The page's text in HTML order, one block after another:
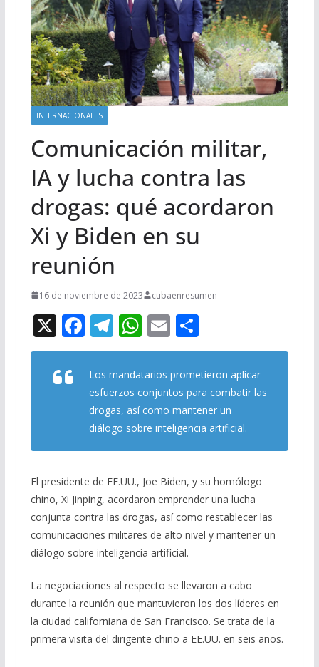
INTERNACIONALES
Comunicación militar,
IA y lucha contra las
drogas: qué acordaron
Xi y Biden en su
reunión
16 de noviembre de 2023 cubaenresumen
X F
ac
e
b
o
o
T
el
e
gr
a
m
W
h
at
s
A
p
E
m
ai
l
C
o
m
p
ar
ti
Los mandatarios prometieron aplicar
esfuerzos conjuntos para combatir las
drogas, así como mantener un
diálogo sobre inteligencia artificial.
El presidente de EE.UU., Joe Biden, y su homólogo
chino, Xi Jinping, acordaron emprender una lucha
conjunta contra las drogas, así como restablecer las
comunicaciones militares de alto nivel y mantener un
diálogo sobre inteligencia artificial.
La negociaciones al respecto se llevaron a cabo
durante la reunión que mantuvieron los dos líderes en
la ciudad californiana de San Francisco. Se trata de la
primera visita del dirigente chino a EE.UU. en seis años.